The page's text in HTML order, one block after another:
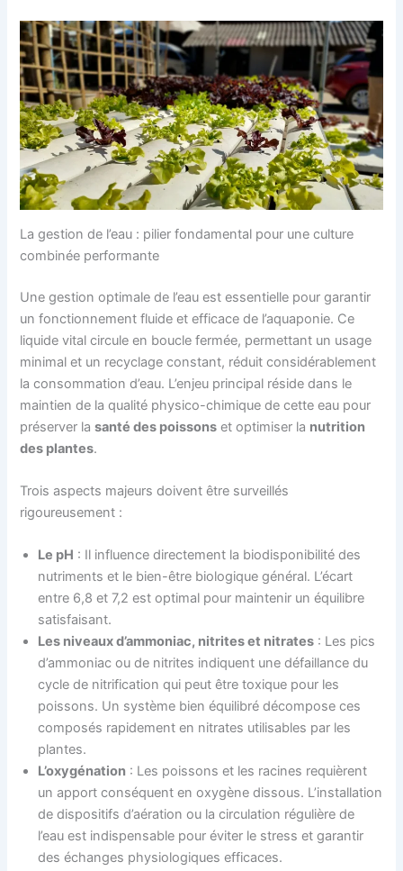
La gestion de l’eau : pilier fondamental pour une culture
combinée performante
Une gestion optimale de l’eau est essentielle pour garantir
un fonctionnement fluide et efficace de l’aquaponie. Ce
liquide vital circule en boucle fermée, permettant un usage
minimal et un recyclage constant, réduit considérablement
la consommation d’eau. L’enjeu principal réside dans le
maintien de la qualité physico-chimique de cette eau pour
préserver lasanté des poissons et optimiser la nutrition
des plantes.
Trois aspects majeurs doivent être surveillés
rigoureusement :
Le pH : Il influence directement la biodisponibilité des
nutriments et le bien-être biologique général. L’écart
entre 6,8 et 7,2 est optimal pour maintenir un équilibre
satisfaisant.
Les niveaux d’ammoniac, nitrites et nitrates : Les pics
d’ammoniac ou de nitrites indiquent une défaillance du
cycle de nitrification qui peut être toxique pour les
poissons. Un système bien équilibré décompose ces
composés rapidement en nitrates utilisables par les
plantes.
L’oxygénation : Les poissons et les racines requièrent
un apport conséquent en oxygène dissous. L’installation
de dispositifs d’aération ou la circulation régulière de
l’eau est indispensable pour éviter le stress et garantir
des échanges physiologiques efficaces.